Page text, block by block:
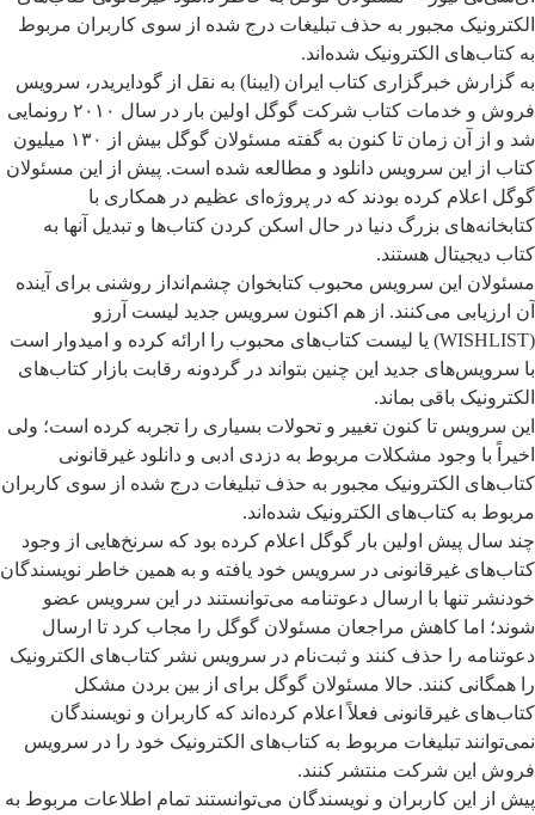
الکترونیک مجبور به حذف تبلیغات درج شده از سوی کاربران مربوط
به کتاب‌های الکترونیک شده‌اند.
به گزارش خبرگزاری کتاب ایران (ایبنا) به نقل از گودایریدر، سرویس
فروش و خدمات کتاب شرکت گوگل اولین بار در سال ۲۰۱۰ رونمایی
شد و از آن زمان تا کنون به گفته مسئولان گوگل بیش از ۱۳۰ میلیون
کتاب از این سرویس دانلود و مطالعه شده است. پیش از این مسئولان
گوگل اعلام کرده بودند که در پروژه‌ای عظیم در همکاری با
کتابخانه‌های بزرگ دنیا در حال اسکن کردن کتاب‌ها و تبدیل آنها به
کتاب دیجیتال هستند.
مسئولان این سرویس محبوب کتابخوان چشم‌انداز روشنی برای آینده
آن ارزیابی می‌کنند. از هم اکنون سرویس جدید لیست آرزو
(WISHLIST) یا لیست کتاب‌های محبوب را ارائه کرده و امیدوار است
با سرویس‌های جدید این چنین بتواند در گردونه رقابت بازار کتاب‌های
الکترونیک باقی بماند.
این سرویس تا کنون تغییر و تحولات بسیاری را تجربه کرده است؛ ولی
اخیراً با وجود مشکلات مربوط به دزدی ادبی و دانلود غیرقانونی
کتاب‌های الکترونیک مجبور به حذف تبلیغات درج شده از سوی کاربران
مربوط به کتاب‌های الکترونیک شده‌اند.
چند سال پیش اولین بار گوگل اعلام کرده بود که سرنخ‌هایی از وجود
کتاب‌های غیرقانونی در سرویس خود یافته و به همین خاطر نویسندگان
خودنشر تنها با ارسال دعوتنامه می‌توانستند در این سرویس عضو
شوند؛ اما کاهش مراجعان مسئولان گوگل را مجاب کرد تا ارسال
دعوتنامه را حذف کنند و ثبت‌نام در سرویس نشر کتاب‌های الکترونیک
را همگانی کنند. حالا مسئولان گوگل برای از بین بردن مشکل
کتاب‌های غیرقانونی فعلاً اعلام کرده‌اند که کاربران و نویسندگان
نمی‌توانند تبلیغات مربوط به کتاب‌های الکترونیک خود را در سرویس
فروش این شرکت منتشر کنند.
پیش از این کاربران و نویسندگان می‌توانستند تمام اطلاعات مربوط به